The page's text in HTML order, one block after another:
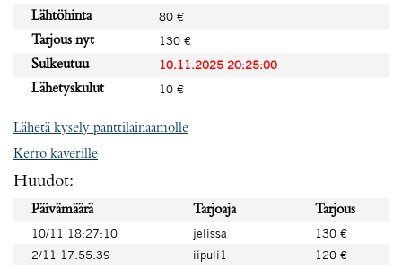
Lähtöhinta
80 €
Tarjous nyt
130 €
Sulkeutuu
10.11.2025 20:25:00
Lähetyskulut
10 €
Lähetä kysely panttilainaamolle
Kerro kaverille
Huudot:
Päivämäärä Tarjoaja
Tarjous
10/11 18:27:10
jelissa
130 €
2/11 17:55:39
iipuli1
120 €